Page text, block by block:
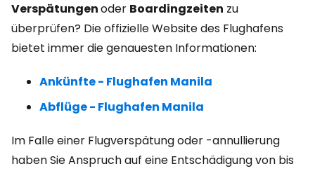
Verspätungenoder Boardingzeiten zu
überprüfen? Die offizielle Website des Flughafens
bietet immer die genauesten Informationen:
Ankünfte - Flughafen Manila
Abflüge - Flughafen Manila
Im Falle einer Flugverspätung oder -annullierung
haben Sie Anspruch auf eine Entschädigung von bis